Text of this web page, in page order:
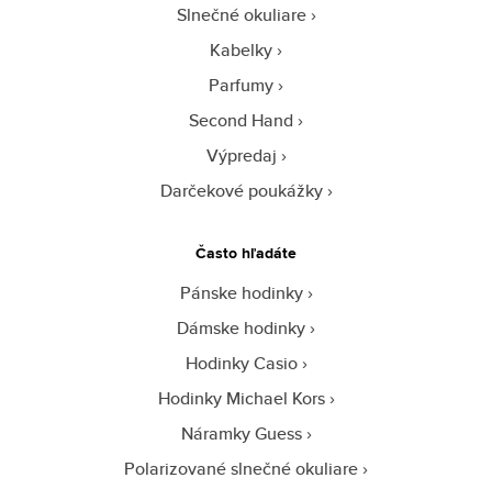
Slnečné okuliare
Kabelky
Parfumy
Second Hand
Výpredaj
Darčekové poukážky
Často hľadáte
Pánske hodinky
Dámske hodinky
Hodinky Casio
Hodinky Michael Kors
Náramky Guess
Polarizované slnečné okuliare